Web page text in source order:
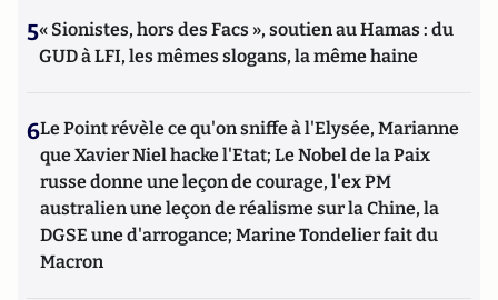
5« Sionistes, hors des Facs », soutien au Hamas : du
GUD à LFI, les mêmes slogans, la même haine
6Le Point révèle ce qu'on sniffe à l'Elysée, Marianne
que Xavier Niel hacke l'Etat; Le Nobel de la Paix
russe donne une leçon de courage, l'ex PM
australien une leçon de réalisme sur la Chine, la
DGSE une d'arrogance; Marine Tondelier fait du
Macron